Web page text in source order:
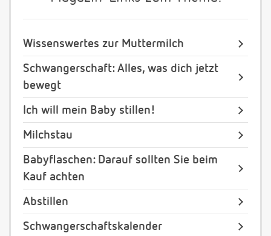
Wissenswertes zur Muttermilch
Schwangerschaft: Alles, was dich jetzt
bewegt
Ich will mein Baby stillen!
Milchstau
Babyflaschen: Darauf sollten Sie beim
Kauf achten
Abstillen
Schwangerschaftskalender